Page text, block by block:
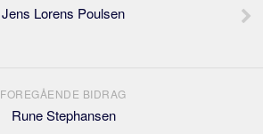
Jens Lorens Poulsen
FOREGÅENDE BIDRAG
Rune Stephansen